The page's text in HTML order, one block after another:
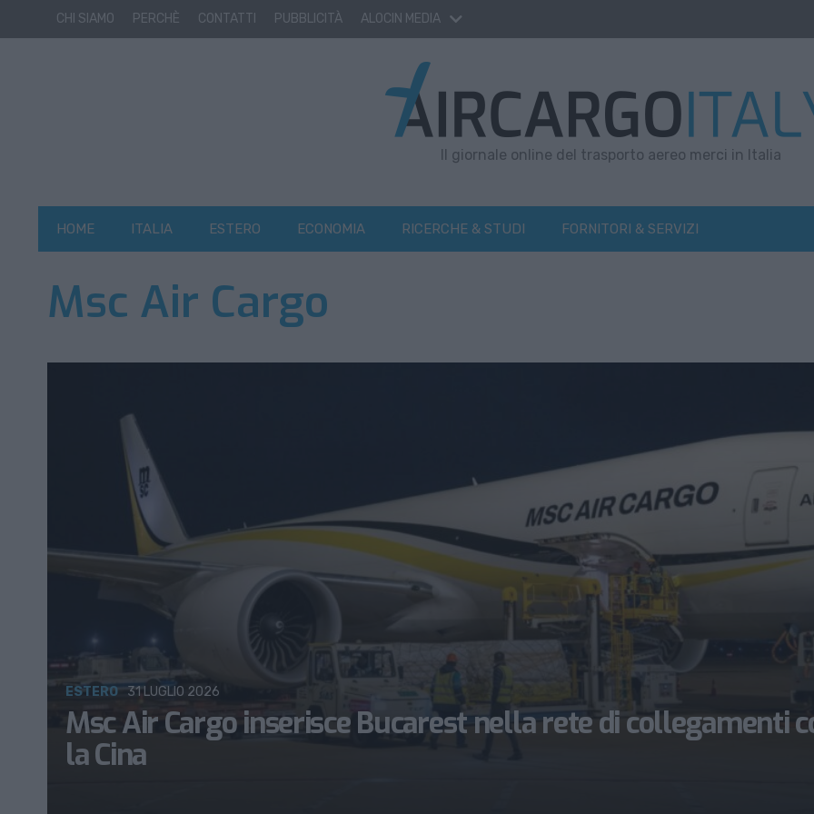
CHI SIAMO PERCHÈ CONTATTI PUBBLICITÀ ALOCIN MEDIA
Il giornale online del trasporto aereo merci in Italia
HOME ITALIA ESTERO ECONOMIA RICERCHE & STUDI FORNITORI & SERVIZI
Msc Air Cargo
Msc Air Cargo inserisce Bucarest nella rete di collegamenti
la Cina
ESTERO 31 LUGLIO 2026